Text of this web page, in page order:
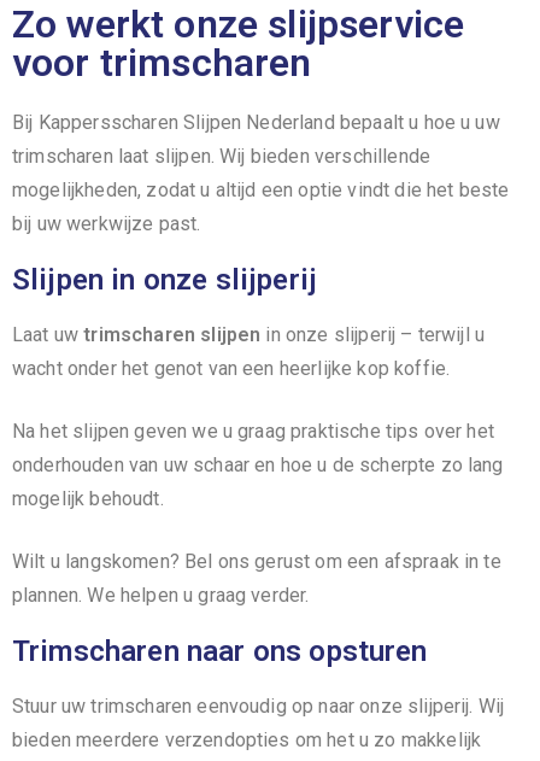
Zo werkt onze slijpservice
voor trimscharen
Bij Kappersscharen Slijpen Nederland bepaalt u hoe u uw
trimscharen laat slijpen. Wij bieden verschillende
mogelijkheden, zodat u altijd een optie vindt die het beste
bij uw werkwijze past.
Slijpen in onze slijperij
Laat uwtrimscharen slijpen in onze slijperij – terwijl u
wacht onder het genot van een heerlijke kop koffie.
Na het slijpen geven we u graag praktische tips over het
onderhouden van uw schaar en hoe u de scherpte zo lang
mogelijk behoudt.
Wilt u langskomen? Bel ons gerust om een afspraak in te
plannen. We helpen u graag verder.
Trimscharen naar ons opsturen
Stuur uw trimscharen eenvoudig op naar onze slijperij. Wij
bieden meerdere verzendopties om het u zo makkelijk